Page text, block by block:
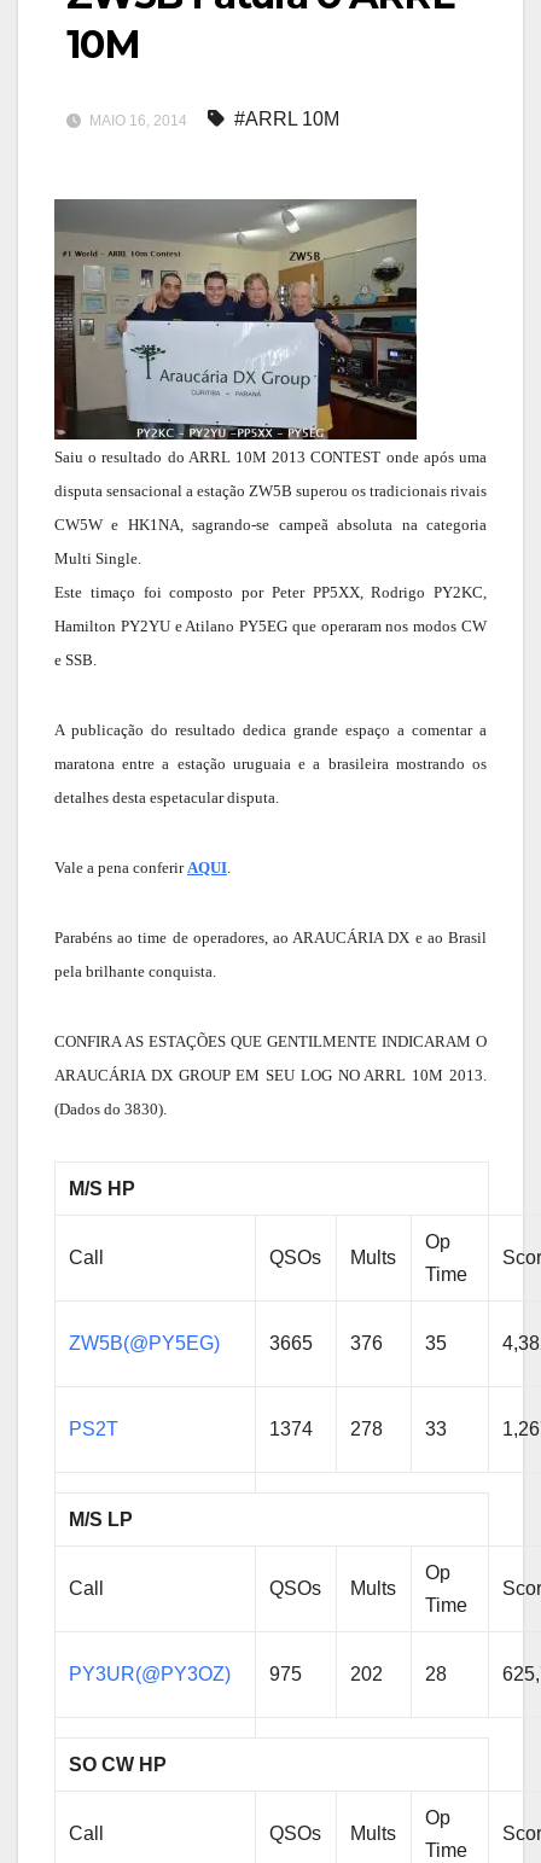
10M
MAIO 16, 2014 #ARRL 10M
Saiu o resultado do ARRL 10M 2013 CONTEST onde após uma
disputa sensacional a estação ZW5B superou os tradicionais rivais
CW5W e HK1NA, sagrando-se campeã absoluta na categoria
Multi Single.
Este timaço foi composto por Peter PP5XX, Rodrigo PY2KC,
Hamilton PY2YU e Atilano PY5EG que operaram nos modos CW
e SSB.
A publicação do resultado dedica grande espaço a comentar a
maratona entre a estação uruguaia e a brasileira mostrando os
detalhes desta espetacular disputa.
Vale a pena conferirAQUI.
Parabéns ao time de operadores, ao ARAUCÁRIA DX e ao Brasil
pela brilhante conquista.
CONFIRA AS ESTAÇÕES QUE GENTILMENTE INDICARAM O
ARAUCÁRIA DX GROUP EM SEU LOG NO ARRL 10M 2013.
(Dados do 3830).
M/S HP
Call QSOs Mults
Op
Time
ZW5B(@PY5EG) 3665 376 35
PS2T 1374 278 33
M/S LP
Call QSOs Mults
Op
Time
PY3UR(@PY3OZ) 975 202 28
SO CW HP
Call QSOs Mults
Op
Time